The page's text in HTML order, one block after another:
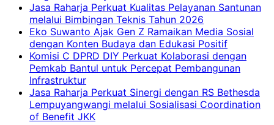
Jasa Raharja Perkuat Kualitas Pelayanan Santunan
melalui Bimbingan Teknis Tahun 2026
Eko Suwanto Ajak Gen Z Ramaikan Media Sosial
dengan Konten Budaya dan Edukasi Positif
Komisi C DPRD DIY Perkuat Kolaborasi dengan
Pemkab Bantul untuk Percepat Pembangunan
Infrastruktur
Jasa Raharja Perkuat Sinergi dengan RS Bethesda
Lempuyangwangi melalui Sosialisasi Coordination
of Benefit JKK